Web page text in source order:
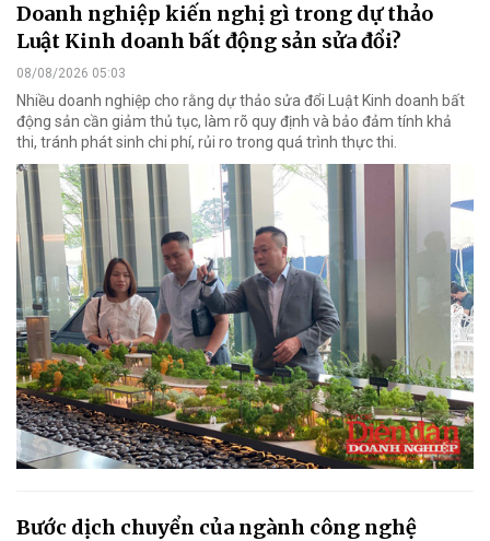
Doanh nghiệp kiến nghị gì trong dự thảo
Luật Kinh doanh bất động sản sửa đổi?
08/08/2026 05:03
Nhiều doanh nghiệp cho rằng dự thảo sửa đổi Luật Kinh doanh bất
động sản cần giảm thủ tục, làm rõ quy định và bảo đảm tính khả
thi, tránh phát sinh chi phí, rủi ro trong quá trình thực thi.
Bước dịch chuyển của ngành công nghệ